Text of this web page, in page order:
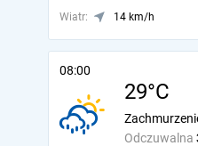
Wiatr: 14 km/h
08:00
29°C
Odczuwalna